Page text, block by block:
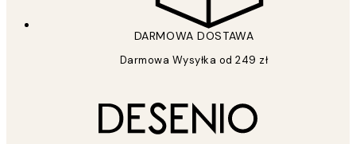
DARMOWA DOSTAWA
Darmowa Wysyłka od 249 zł